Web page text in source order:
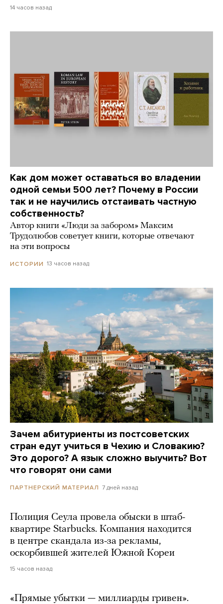
14 часов назад
Как дом может оставаться во владении
одной семьи 500 лет? Почему в России
так и не научились отстаивать частную
собственность?
Автор книги «Люди за забором» Максим
Трудолюбов советует книги, которые отвечают
на эти вопросы
ИСТОРИИ 13 часов назад
Зачем абитуриенты из постсоветских
стран едут учиться в Чехию и Словакию?
Это дорого? А язык сложно выучить? Вот
что говорят они сами
ПАРТНЕРСКИЙ МАТЕРИАЛ 7 дней назад
Полиция Сеула провела обыски в штаб-
квартире Starbucks. Компания находится
в центре скандала из-за рекламы,
оскорбившей жителей Южной Кореи
15 часов назад
«Прямые убытки — миллиарды гривен».